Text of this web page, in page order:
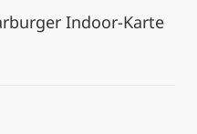
Indoor-Karte